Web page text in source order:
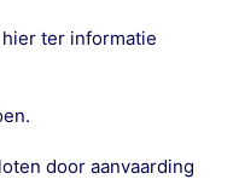
ter informatie
door aanvaarding